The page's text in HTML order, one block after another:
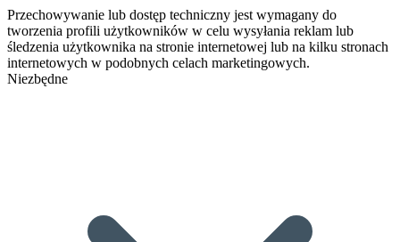
Przechowywanie lub dostęp techniczny jest wymagany do
tworzenia profili użytkowników w celu wysyłania reklam lub
śledzenia użytkownika na stronie internetowej lub na kilku stronach
internetowych w podobnych celach marketingowych.
Niezbędne